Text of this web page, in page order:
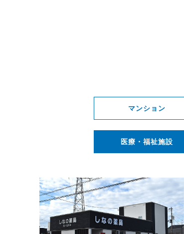
マンション
医療・福祉施設